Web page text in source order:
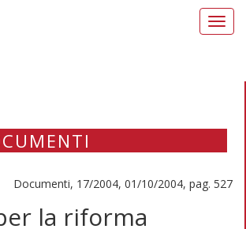
Documenti, 17/2004, 01/10/2004, pag. 527
la riforma